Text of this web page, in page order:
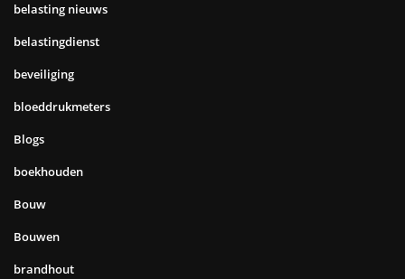
belasting nieuws
belastingdienst
beveiliging
bloeddrukmeters
Blogs
boekhouden
Bouw
Bouwen
brandhout